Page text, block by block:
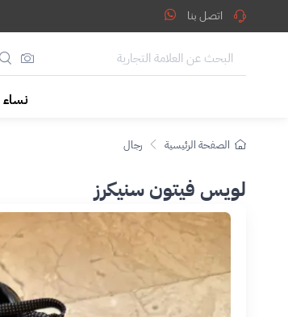
اتصل بنا
نساء
الصفحة الرئيسية رجال
لويس فيتون سنيكرز